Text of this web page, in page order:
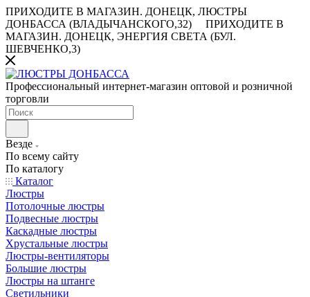
ПРИХОДИТЕ В МАГАЗИН. ДОНЕЦК, ЛЮСТРЫ
ДОНБАССА (ВЛАДЫЧАНСКОГО,32)
ПРИХОДИТЕ В
МАГАЗИН. ДОНЕЦК, ЭНЕРГИЯ СВЕТА (БУЛ.
ШЕВЧЕНКО,3)
Профессиональный интернет-магазин оптовой и розничной
торговли
Везде
По всему сайту
По каталогу
Каталог
Люстры
Потолочные люстры
Подвесные люстры
Каскадные люстры
Хрустальные люстры
Люстры-вентиляторы
Большие люстры
Люстры на штанге
Светильники